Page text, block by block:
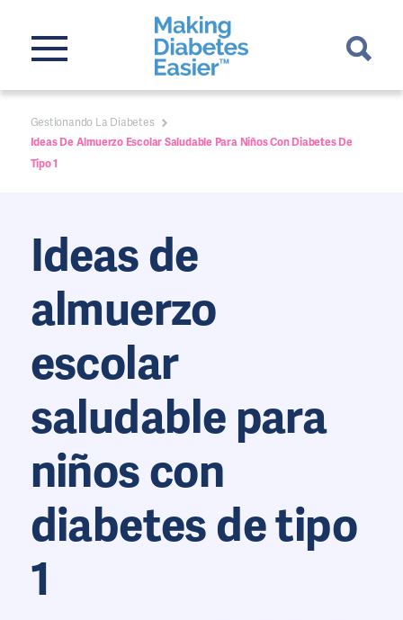
Gestionando La Diabetes
Ideas De Almuerzo Escolar Saludable Para Niños Con Diabetes De
Tipo 1
Ideas de
almuerzo
escolar
saludable para
niños con
diabetes de tipo
1